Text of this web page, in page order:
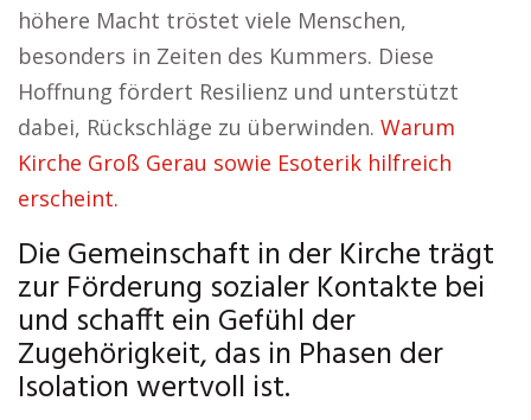
höhere Macht tröstet viele Menschen,
besonders in Zeiten des Kummers. Diese
Hoffnung fördert Resilienz und unterstützt
dabei, Rückschläge zu überwinden. Warum
Kirche Groß Gerau sowie Esoterik hilfreich
erscheint.
Die Gemeinschaft in der Kirche trägt
zur Förderung sozialer Kontakte bei
und schafft ein Gefühl der
Zugehörigkeit, das in Phasen der
Isolation wertvoll ist.